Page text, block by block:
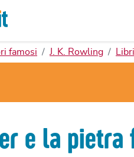
famosi J. K. Rowling Libri
e la